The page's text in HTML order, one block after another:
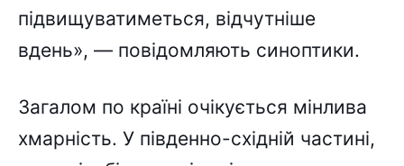
підвищуватиметься, відчутніше
вдень», — повідомляють синоптики.
Загалом по країні очікується мінлива
хмарність. У південно-східній частині,